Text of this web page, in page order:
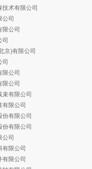
术有限公司
公司
限公司
司
京)有限公司
司
限公司
限公司
有限公司
有限公司
有限公司
有限公司
公司
限公司
限公司